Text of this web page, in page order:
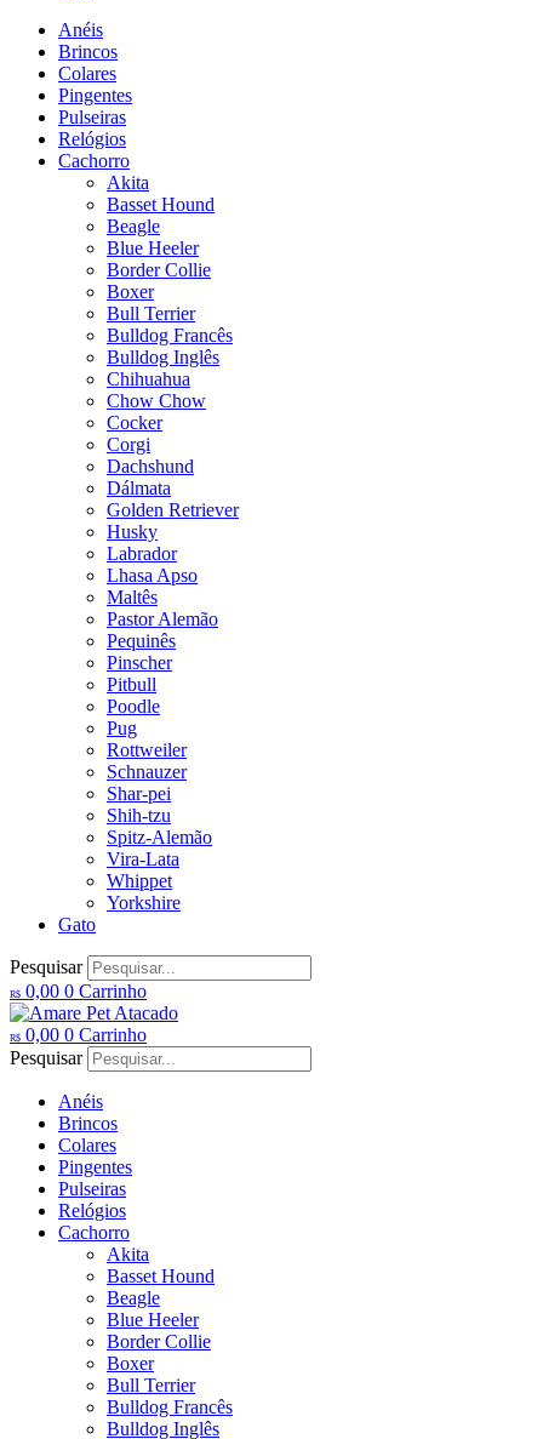
Anéis
Brincos
Colares
Pingentes
Pulseiras
Relógios
Cachorro
Akita
Basset Hound
Beagle
Blue Heeler
Border Collie
Boxer
Bull Terrier
Bulldog Francês
Bulldog Inglês
Chihuahua
Chow Chow
Cocker
Corgi
Dachshund
Dálmata
Golden Retriever
Husky
Labrador
Lhasa Apso
Maltês
Pastor Alemão
Pequinês
Pinscher
Pitbull
Poodle
Pug
Rottweiler
Schnauzer
Shar-pei
Shih-tzu
Spitz-Alemão
Vira-Lata
Whippet
Yorkshire
Gato
Pesquisar
R$ 0,00 0 Carrinho
R$ 0,00 0 Carrinho
Pesquisar
Anéis
Brincos
Colares
Pingentes
Pulseiras
Relógios
Cachorro
Akita
Basset Hound
Beagle
Blue Heeler
Border Collie
Boxer
Bull Terrier
Bulldog Francês
Bulldog Inglês